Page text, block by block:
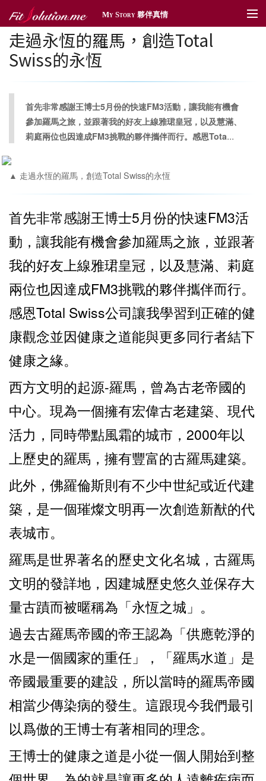
My Story 夥伴真情
夥伴真情
傳情遞愛
體育贊助
社區深耕
獎勵旅遊
新聞管理
走過永恆的羅馬，創造Total
Swiss的永恆
首先非常感謝王博士5月份的快速FM3活動，讓我能有機會
參加羅馬之旅，並跟著我的好友上線雅珺皇冠，以及慧滿、
莉庭兩位也因達成FM3挑戰的夥伴攜伴而行。感恩Tota...
▲ 走過永恆的羅馬，創造Total Swiss的永恆
首先非常感謝王博士5月份的快速FM3活
動，讓我能有機會參加羅馬之旅，並跟著
我的好友上線雅珺皇冠，以及慧滿、莉庭
兩位也因達成FM3挑戰的夥伴攜伴而行。
感恩Total Swiss公司讓我學習到正確的健
康觀念並因健康之道能與更多同行者結下
健康之緣。
西方文明的起源-羅馬，曾為古老帝國的
中心。現為一個擁有宏偉古老建築、現代
活力，同時帶點風霜的城市，2000年以
上歷史的羅馬，擁有豐富的古羅馬建築。
此外，佛羅倫斯則有不少中世紀或近代建
築，是一個璀燦文明再一次創造新猷的代
表城市。
羅馬是世界著名的歷史文化名城，古羅馬
文明的發詳地，因建城歷史悠久並保存大
量古蹟而被暱稱為「永恆之城」。
過去古羅馬帝國的帝王認為「供應乾淨的
水是一個國家的重任」，「羅馬水道」是
帝國最重要的建設，所以當時的羅馬帝國
相當少傳染病的發生。這跟現今我們最引
以爲傲的王博士有著相同的理念。
王博士的健康之道是小從一個人開始到整